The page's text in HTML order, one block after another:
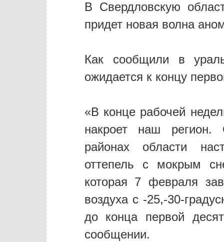
В Свердловскую
придет новая волна
Как сообщили в
ожидается к концу
«В конце рабочей
накроет наш
районах области
оттепель с мокрым
которая 7 февраля
воздуха с -25,-30-
до конца первой
сообщении.